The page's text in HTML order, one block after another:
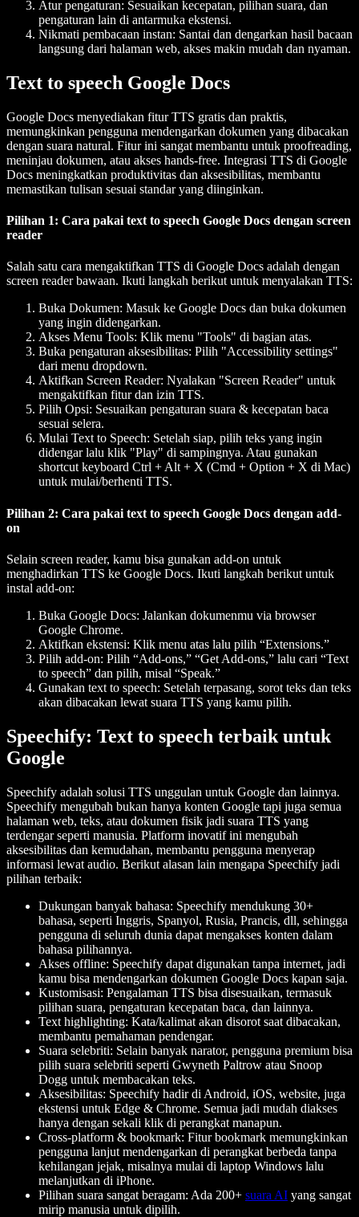
Atur pengaturan: Sesuaikan kecepatan, pilihan suara, dan
pengaturan lain di antarmuka ekstensi.
Nikmati pembacaan instan: Santai dan dengarkan hasil bacaan
langsung dari halaman web, akses makin mudah dan nyaman.
Text to speech Google Docs
Google Docs menyediakan fitur TTS gratis dan praktis,
memungkinkan pengguna mendengarkan dokumen yang dibacakan
dengan suara natural. Fitur ini sangat membantu untuk proofreading,
meninjau dokumen, atau akses hands-free. Integrasi TTS di Google
Docs meningkatkan produktivitas dan aksesibilitas, membantu
memastikan tulisan sesuai standar yang diinginkan.
Pilihan 1: Cara pakai text to speech Google Docs dengan screen
reader
Salah satu cara mengaktifkan TTS di Google Docs adalah dengan
screen reader bawaan. Ikuti langkah berikut untuk menyalakan TTS:
Buka Dokumen: Masuk ke Google Docs dan buka dokumen
yang ingin didengarkan.
Akses Menu Tools: Klik menu "Tools" di bagian atas.
Buka pengaturan aksesibilitas: Pilih "Accessibility settings"
dari menu dropdown.
Aktifkan Screen Reader: Nyalakan "Screen Reader" untuk
mengaktifkan fitur dan izin TTS.
Pilih Opsi: Sesuaikan pengaturan suara & kecepatan baca
sesuai selera.
Mulai Text to Speech: Setelah siap, pilih teks yang ingin
didengar lalu klik "Play" di sampingnya. Atau gunakan
shortcut keyboard Ctrl + Alt + X (Cmd + Option + X di Mac)
untuk mulai/berhenti TTS.
Pilihan 2: Cara pakai text to speech Google Docs dengan add-
on
Selain screen reader, kamu bisa gunakan add-on untuk
menghadirkan TTS ke Google Docs. Ikuti langkah berikut untuk
instal add-on:
Buka Google Docs: Jalankan dokumenmu via browser
Google Chrome.
Aktifkan ekstensi: Klik menu atas lalu pilih “Extensions.”
Pilih add-on: Pilih “Add-ons,” “Get Add-ons,” lalu cari “Text
to speech” dan pilih, misal “Speak.”
Gunakan text to speech: Setelah terpasang, sorot teks dan teks
akan dibacakan lewat suara TTS yang kamu pilih.
Speechify: Text to speech terbaik untuk
Google
Speechify adalah solusi TTS unggulan untuk Google dan lainnya.
Speechify mengubah bukan hanya konten Google tapi juga semua
halaman web, teks, atau dokumen fisik jadi suara TTS yang
terdengar seperti manusia. Platform inovatif ini mengubah
aksesibilitas dan kemudahan, membantu pengguna menyerap
informasi lewat audio. Berikut alasan lain mengapa Speechify jadi
pilihan terbaik:
Dukungan banyak bahasa: Speechify mendukung 30+
bahasa, seperti Inggris, Spanyol, Rusia, Prancis, dll, sehingga
pengguna di seluruh dunia dapat mengakses konten dalam
bahasa pilihannya.
Akses offline: Speechify dapat digunakan tanpa internet, jadi
kamu bisa mendengarkan dokumen Google Docs kapan saja.
Kustomisasi: Pengalaman TTS bisa disesuaikan, termasuk
pilihan suara, pengaturan kecepatan baca, dan lainnya.
Text highlighting: Kata/kalimat akan disorot saat dibacakan,
membantu pemahaman pendengar.
Suara selebriti: Selain banyak narator, pengguna premium bisa
pilih suara selebriti seperti Gwyneth Paltrow atau Snoop
Dogg untuk membacakan teks.
Aksesibilitas: Speechify hadir di Android, iOS, website, juga
ekstensi untuk Edge & Chrome. Semua jadi mudah diakses
hanya dengan sekali klik di perangkat manapun.
Cross-platform & bookmark: Fitur bookmark memungkinkan
pengguna lanjut mendengarkan di perangkat berbeda tanpa
kehilangan jejak, misalnya mulai di laptop Windows lalu
melanjutkan di iPhone.
Pilihan suara sangat beragam: Ada 200+ suara AI yang sangat
mirip manusia untuk dipilih.